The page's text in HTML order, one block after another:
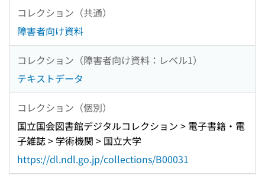
コレクション（共通）
障害者向け資料
コレクション（障害者向け資料：レベル1）
テキストデータ
コレクション（個別）
国立国会図書館デジタルコレクション > 電子書籍・電
子雑誌 > 学術機関 > 国立大学
https://dl.ndl.go.jp/collections/B00031